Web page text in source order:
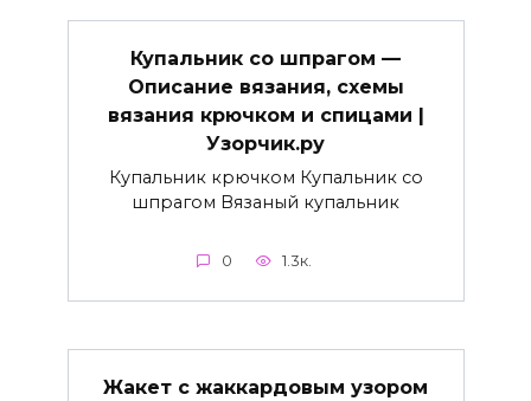
Купальник со шпрагом —
Описание вязания, схемы
вязания крючком и спицами |
Узорчик.ру
Купальник крючком Купальник со
шпрагом Вязаный купальник
0 1.3к.
Жакет с жаккардовым узором